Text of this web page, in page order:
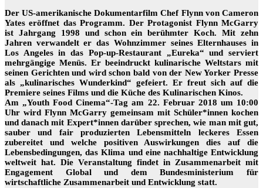
Der US-amerikanische Dokumentarfilm Chef Flynn von Cameron
Yates eröffnet das Programm. Der Protagonist Flynn McGarry
ist Jahrgang 1998 und schon ein berühmter Koch. Mit zehn
Jahren verwandelt er das Wohnzimmer seines Elternhauses in
Los Angeles in das Pop-up-Restaurant „Eureka“ und serviert
mehrgängige Menüs. Er beeindruckt kulinarische Weltstars mit
seinen Gerichten und wird schon bald von der New Yorker Presse
als „kulinarisches Wunderkind“ gefeiert. Er freut sich auf die
Premiere seines Films und die Küche des Kulinarischen Kinos.
Am „Youth Food Cinema“-Tag am 22. Februar 2018 um 10:00
Uhr wird Flynn McGarry gemeinsam mit Schüler*innen kochen
und danach mit Expert*innen darüber sprechen, wie man mit gut,
sauber und fair produzierten Lebensmitteln leckeres Essen
zubereitet und welche positiven Auswirkungen dies auf die
Lebensbedingungen, das Klima und eine nachhaltige Entwicklung
weltweit hat. Die Veranstaltung findet in Zusammenarbeit mit
Engagement Global und dem Bundesministerium für
wirtschaftliche Zusammenarbeit und Entwicklung statt.